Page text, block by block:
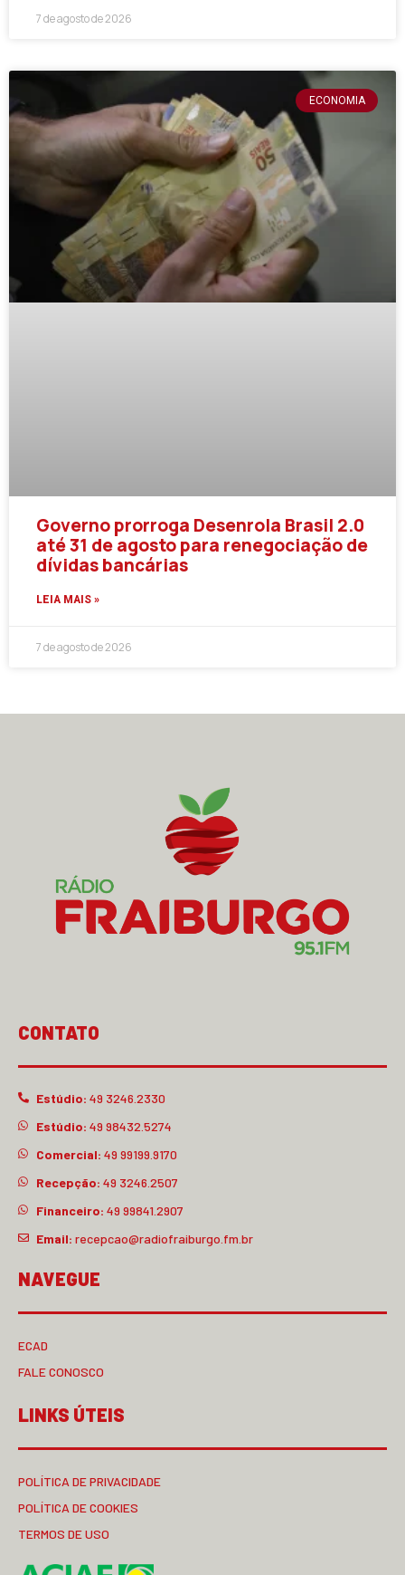
7 de agosto de 2026
ECONOMIA
Governo prorroga Desenrola Brasil 2.0
até 31 de agosto para renegociação de
dívidas bancárias
LEIA MAIS »
7 de agosto de 2026
CONTATO
Estúdio: 49 3246.2330
Estúdio: 49 98432.5274
Comercial: 49 99199.9170
Recepção: 49 3246.2507
Financeiro: 49 99841.2907
Email: recepcao@radiofraiburgo.fm.br
NAVEGUE
ECAD
FALE CONOSCO
LINKS ÚTEIS
POLÍTICA DE PRIVACIDADE
POLÍTICA DE COOKIES
TERMOS DE USO